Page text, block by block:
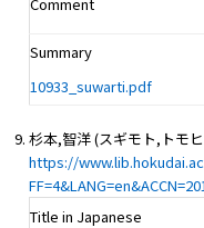
Summary
10933_suwarti.pdf
杉本,智洋 (スギモト,トモ
https://
Title in Japanese